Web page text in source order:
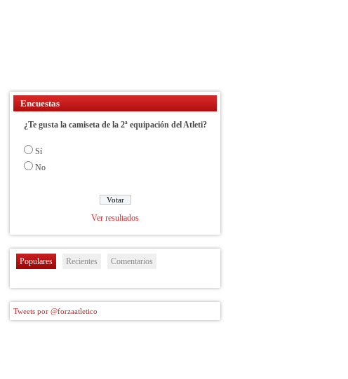
Encuestas
¿Te gusta la camiseta de la 2ª equipación del Atleti?
Sí
No
Ver resultados
Populares Recientes Comentarios
Tweets por @forzaatletico